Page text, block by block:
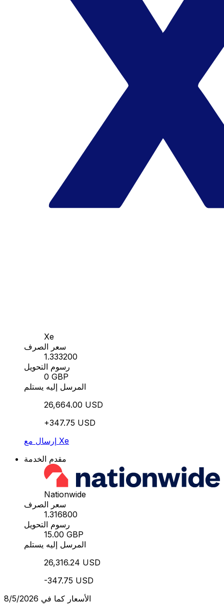
Xe
سعر الصرف
1.333200
رسوم التحويل
0 GBP
المرسل إليه يستلم
26,664.00 USD
+347.75 USD
إرسال مع Xe
مقدم الخدمة
Nationwide
سعر الصرف
1.316800
رسوم التحويل
15.00 GBP
المرسل إليه يستلم
26,316.24 USD
-347.75 USD
الأسعار كما في 8/5/2026